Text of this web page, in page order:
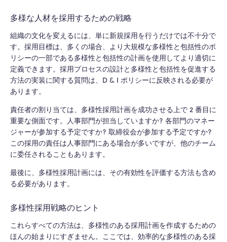
多様な人材を採用するための戦略
組織の文化を変えるには、単に新規採用を行うだけでは不十分で
す。採用目標は、多くの場合、より大規模な多様性と包括性のポ
リシーの一部である多様性と包括性の計画を使用してより適切に
定義できます。採用プロセスの設計と多様性と包括性を促進する
方法の実装に関する質問は、D & I ポリシーに反映される必要が
あります。
責任者の割り当ては、多様性採用計画を成功させる上で 2 番目に
重要な側面です。人事部門が担当していますか? 各部門のマネー
ジャーが参加する予定ですか? 取締役会が参加する予定ですか?
この採用の責任は人事部門にある場合が多いですが、他のチーム
に委任されることもあります。
最後に、多様性採用計画には、その有効性を評価する方法も含め
る必要があります。
多様性採用戦略のヒント
これらすべての方法は、多様性のある採用計画を作成するための
ほんの始まりにすぎません。ここでは、効率的な多様性のある採